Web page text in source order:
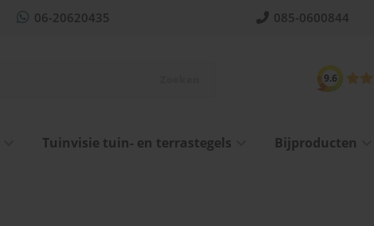
06-20620435 085-0600844
9.6
Tuinvisie tuin- en terrastegels Bijproducten